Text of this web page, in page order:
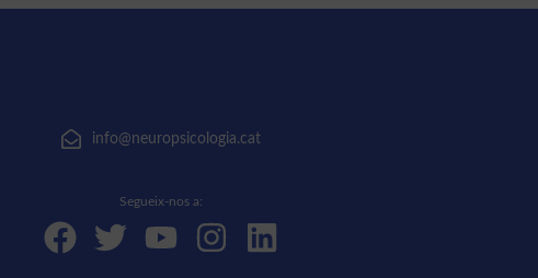
info@neuropsicologia.cat
Segueix-nos a: